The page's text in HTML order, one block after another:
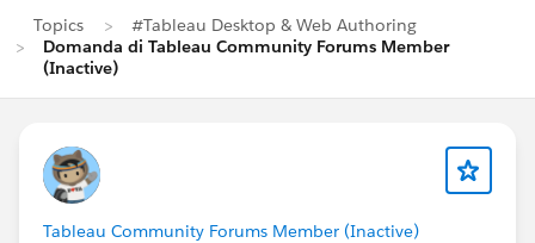
Topics
#Tableau Desktop & Web Authoring
Domanda di Tableau Community Forums Member
(Inactive)
Tableau Community Forums Member (Inactive)